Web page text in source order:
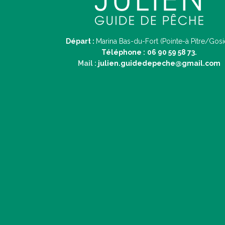
Départ : Marina Bas-du-Fort (Pointe-à Pitre/
Téléphone : 06 90 59 58 73.
Mail : julien.guidedepeche@gmail.com